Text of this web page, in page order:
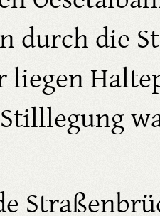
durch die
liegen